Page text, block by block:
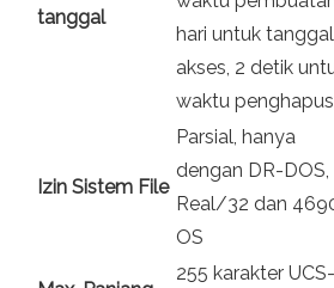
tanggal
hari untuk tanggal
akses, 2 detik
waktu
Izin Sistem File
Parsial, hanya
dengan DR-DOS,
Real/32 dan
OS
255 karakter